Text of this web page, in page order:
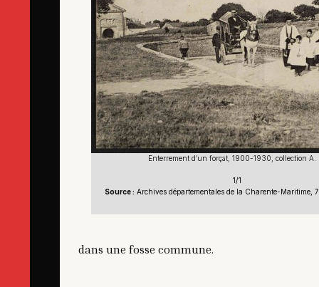
Enterrement d’un forçat, 1900-1930, collection A.
1/1
Source : Archives départementales de la Charente-Maritime,
dans une fosse commune.